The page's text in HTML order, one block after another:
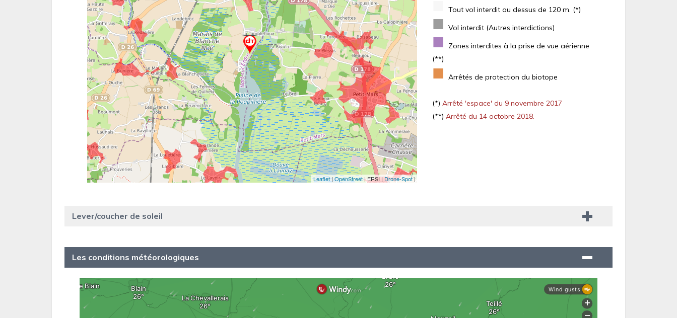
Tout vol interdit au dessus de 120 m. (*)
■ Vol interdit (Autres interdictions)
■
Zones interdites à la prise de vue aérienne
(**)
■ Arrêtés de protection du biotope
(*) Arrêté 'espace' du 9 novembre 2017
(**) Arrêté du 14 octobre 2018.
Lever/coucher de soleil
Les conditions météorologiques